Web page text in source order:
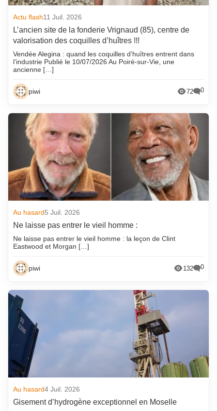
Actu flash11 Juil. 2026
L’ancien site de la fonderie Vrignaud (85), centre de
valorisation des coquilles d’huîtres !!!
Vendée Alegina : quand les coquilles d’huîtres entrent dans
l’industrie Publié le 10/07/2026 Au Poiré-sur-Vie, une
ancienne […]
piwi 72 0
Au hasard5 Juil. 2026
Ne laisse pas entrer le vieil homme :
Ne laisse pas entrer le vieil homme : la leçon de Clint
Eastwood et Morgan […]
piwi 132 0
Au hasard4 Juil. 2026
Gisement d’hydrogène exceptionnel en Moselle